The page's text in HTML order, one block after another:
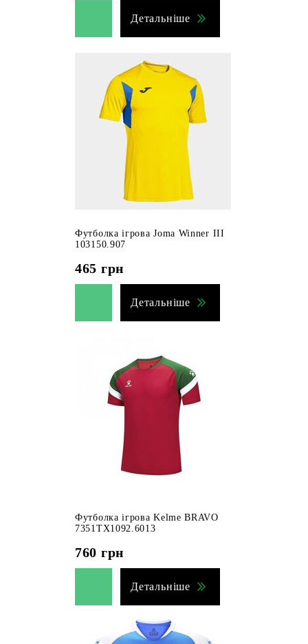
Детальніше
Футболка ігрова Joma Winner III
103150.907
465 грн
Детальніше
Футболка ігрова Kelme BRAVO
7351TX1092.6013
760 грн
Детальніше